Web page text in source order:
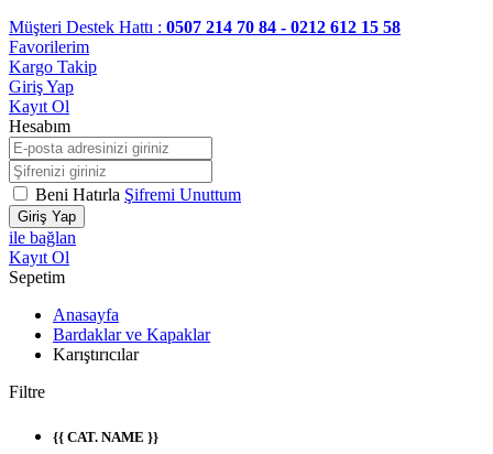
Müşteri Destek Hattı : 0507 214 70 84 - 0212 612 15 58
Favorilerim
Kargo Takip
Giriş Yap
Kayıt Ol
Hesabım
Beni Hatırla Şifremi Unuttum
Giriş Yap
ile bağlan
Kayıt Ol
Sepetim
Anasayfa
Bardaklar ve Kapaklar
Karıştırıcılar
Filtre
{{ CAT. NAME }}